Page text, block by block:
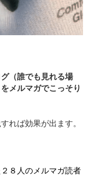
（誰でも見れる場
メルマガでこっそり
れば効果が出ます。
８人のメルマガ読者